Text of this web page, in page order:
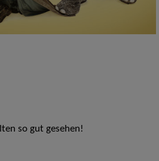
so gut gesehen!